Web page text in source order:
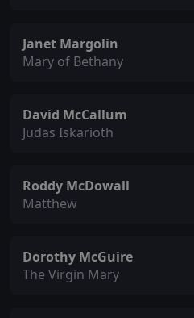
Janet Margolin
Mary of Bethany
David McCallum
Judas Iskarioth
Roddy McDowall
Matthew
Dorothy McGuire
The Virgin Mary